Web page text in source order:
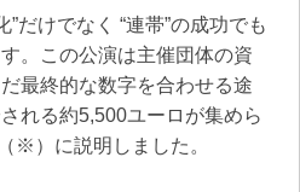
”だけでなく “連帯”の成功でも
。この公演は主催団体の資
最終的な数字を合わせる途
れる約5,500ユーロが集めら
※）に説明しました。